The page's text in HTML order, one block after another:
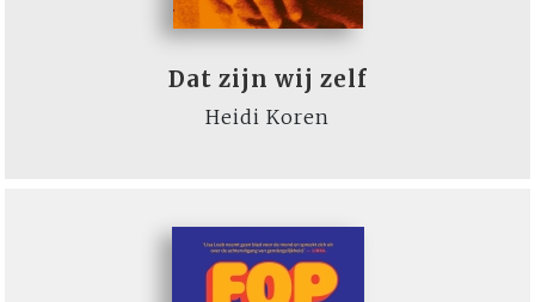
Dat zijn wij zelf
Heidi Koren